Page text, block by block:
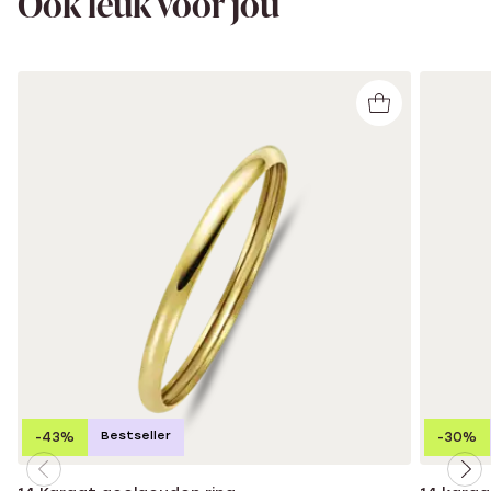
Ook leuk voor jou
-43% Bestseller -30%